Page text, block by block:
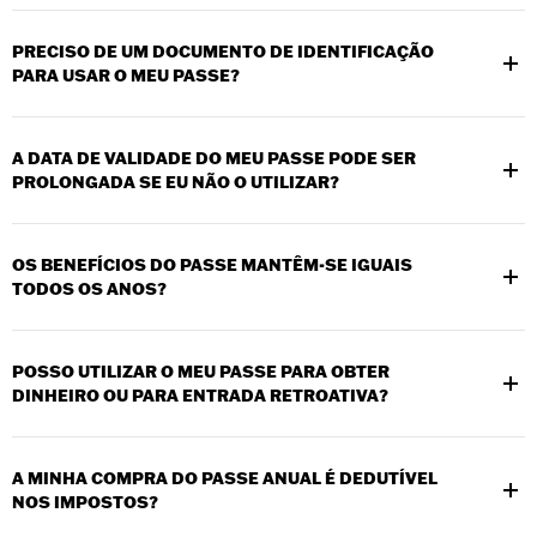
Não, os Passes Anuais não são reembolsáveis nem transferíveis.
PRECISO DE UM DOCUMENTO DE IDENTIFICAÇÃO
PARA USAR O MEU PASSE?
Sim, pode ser necessário apresentar um documento de
A DATA DE VALIDADE DO MEU PASSE PODE SER
PROLONGADA SE EU NÃO O UTILIZAR?
Não, os passes expiram 12 meses após a compra ou ativação,
OS BENEFÍCIOS DO PASSE MANTÊM-SE IGUAIS
TODOS OS ANOS?
Os benefícios podem mudar de ano para ano. Vamos atualizar o
POSSO UTILIZAR O MEU PASSE PARA OBTER
DINHEIRO OU PARA ENTRADA RETROATIVA?
Não, os passes não podem ser trocados por dinheiro nem
A MINHA COMPRA DO PASSE ANUAL É DEDUTÍVEL
NOS IMPOSTOS?